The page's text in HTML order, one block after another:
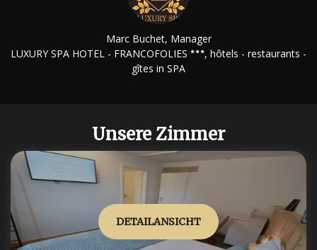
Marc Buchet, Manager
LUXURY SPA HOTEL - FRANCOFOLIES
, hôtels - restaurants -
gîtes in SPA
Unsere Zimmer
DETAILANSICHT